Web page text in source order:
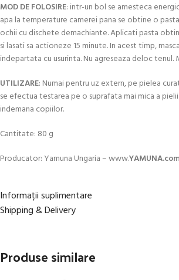
MOD DE FOLOSIRE: intr-un bol se amesteca
apa la temperature camerei pana se obtine o
ochii cu dischete demachiante. Aplicati pasta
si lasati sa actioneze 15 minute. In acest timp,
indepartata cu usurinta. Nu agreseaza deloc tenul.
UTILIZARE: Numai pentru uz extern, pe pielea
se efectua testarea pe o suprafata mai mica a pielii.
indemana copiilor.
Cantitate: 80 g
Producator: Yamuna Ungaria – www.
Informații suplimentare
Shipping & Delivery
Produse similare